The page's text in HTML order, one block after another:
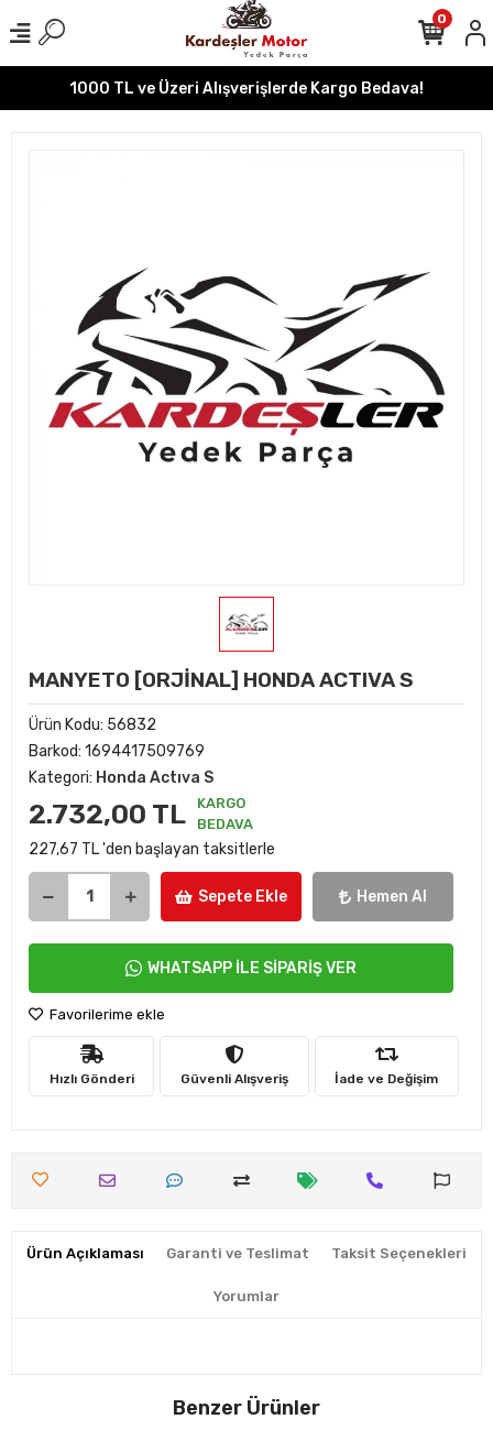
1000 TL ve Üzeri Alışverişlerde Kargo Bedava!
0
MANYETO [ORJİNAL] HONDA ACTIVA S
Ürün Kodu: 56832
Barkod: 1694417509769
Kategori: Honda Actıva S
2.732,00 TL
KARGO
BEDAVA
227,67 TL 'den başlayan taksitlerle
Sepete Ekle Hemen Al
WHATSAPP İLE SİPARİŞ VER
Favorilerime ekle
Hızlı Gönderi Güvenli Alışveriş İade ve Değişim
Ürün Açıklaması Garanti ve Teslimat Taksit Seçenekleri
Yorumlar
Benzer Ürünler